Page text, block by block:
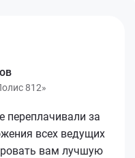
812»
за
всех ведущих
вам лучшую